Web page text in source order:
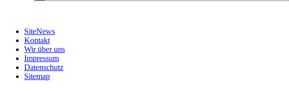
SiteNews
Kontakt
Wir über uns
Impressum
Datenschutz
Sitemap